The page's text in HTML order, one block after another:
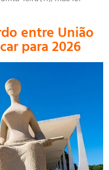
entre União
para 2026